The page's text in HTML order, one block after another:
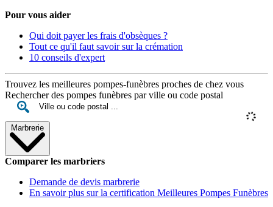
Pour vous aider
Qui doit payer les frais d'obsèques ?
Tout ce qu'il faut savoir sur la crémation
10 conseils d'expert
Trouvez les meilleures pompes-funèbres proches de chez vous
Rechercher des pompes funèbres par ville ou code postal
Marbrerie
Comparer les marbriers
Demande de devis marbrerie
En savoir plus sur la certification Meilleures Pompes Funèbres